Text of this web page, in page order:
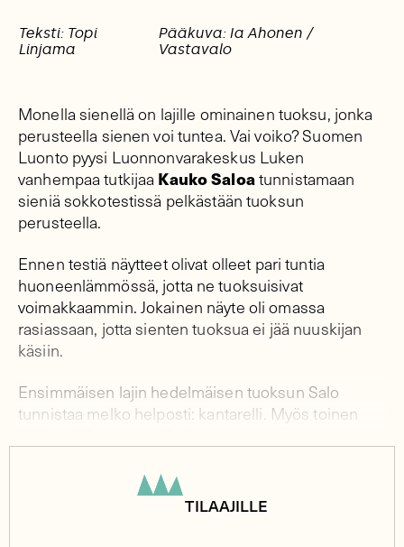
Teksti: Topi
Linjama
Pääkuva: Ia Ahonen /
Vastavalo
Monella sienellä on lajille ominainen tuoksu, jonka
perusteella sienen voi tuntea. Vai voiko? Suomen
Luonto pyysi Luonnonvarakeskus Luken
vanhempaa tutkijaa Kauko Saloatunnistamaan
sieniä sokkotestissä pelkästään tuoksun
perusteella.
Ennen testiä näytteet olivat olleet pari tuntia
huoneenlämmössä, jotta ne tuoksuisivat
voimakkaammin. Jokainen näyte oli omassa
rasiassaan, jotta sienten tuoksua ei jää nuuskijan
käsiin.
Ensimmäisen lajin hedelmäisen tuoksun Salo
tunnistaa melko helposti: kantarelli. Myös toinen
TILAAJILLE